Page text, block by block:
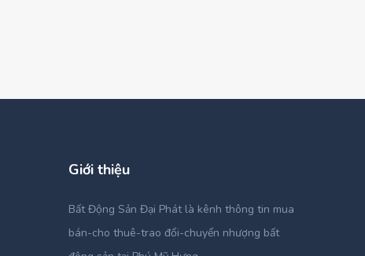
Giới thiệu
Bất Động Sản Đại Phát là kênh thông tin mua
bán-cho thuê-trao đổi-chuyển nhượng bất